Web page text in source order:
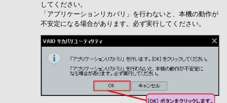
してください。
「アプリケーションリカバリ」を行わないと、本機の動作が
不安定になる場合があります。必ず実行してください。